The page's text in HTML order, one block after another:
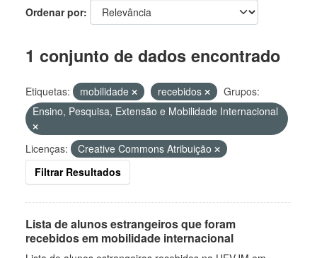
Ordenar por
1 conjunto de dados encontrado
Etiquetas: mobilidade recebidos
Grupos:
Ensino, Pesquisa, Extensão e Mobilidade Internacional
Licenças:
Creative Commons Atribuição
Filtrar Resultados
Lista de alunos estrangeiros que foram
recebidos em mobilidade internacional